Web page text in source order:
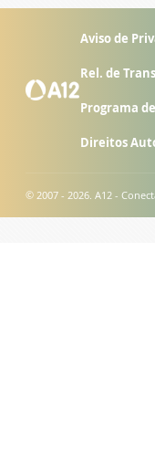
Aviso de
Rel. de
Programa
Direitos
© 2007 - 2026. A12 -